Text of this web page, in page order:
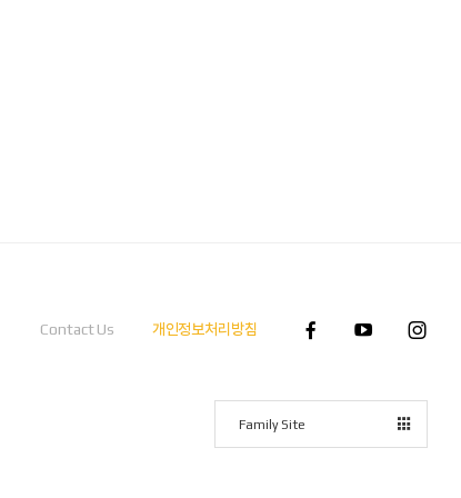
Contact Us 개인정보처리방침
Family Site